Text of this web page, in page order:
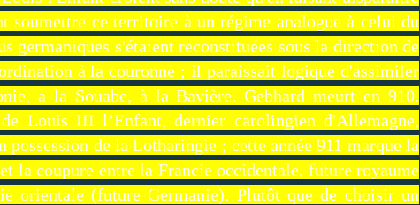
soumettre ce territoire à un régime analogue à celui du
germaniques s'étaient reconstituées sous la direction de
à la couronne ; il paraissait logique d'assimiler
à la Souabe, à la Bavière. Gebhard meurt en 910.
Louis III l’Enfant, dernier carolingien d'Allemagne,
de la Lotharingie ; cette année 911 marque la
la coupure entre la Francie occidentale, future royaume
orientale (future Germanie). Plutôt que de choisir un